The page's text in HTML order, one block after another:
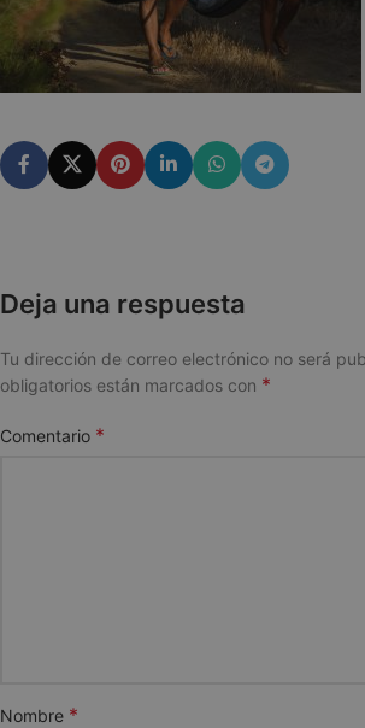
Deja una respuesta
Tu dirección de correo electrónico no será
obligatorios están marcados con *
Comentario *
Nombre *